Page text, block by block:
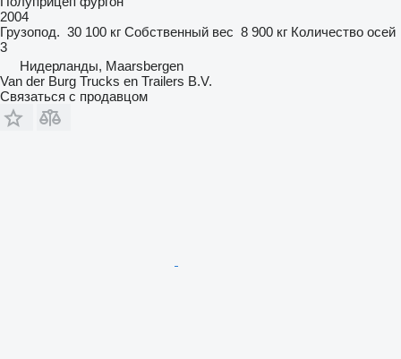
2004
Грузопод. 30 100 кг Собственный вес 8 900 кг Количество осей
3
Нидерланды, Maarsbergen
Van der Burg Trucks en Trailers B.V.
Связаться с продавцом